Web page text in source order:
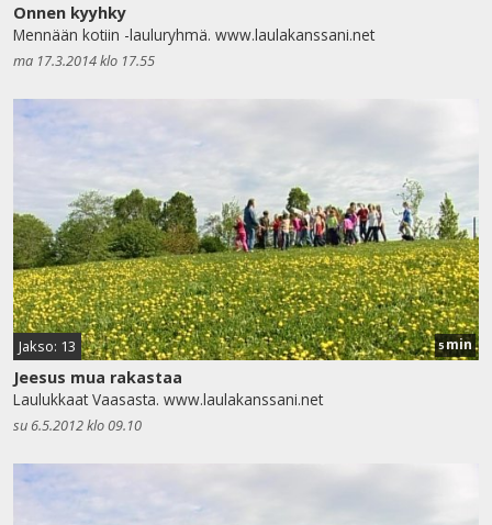
Onnen kyyhky
Mennään kotiin -lauluryhmä. www.laulakanssani.net
ma 17.3.2014 klo 17.55
Jakso: 13 5min
Jeesus mua rakastaa
Laulukkaat Vaasasta. www.laulakanssani.net
su 6.5.2012 klo 09.10